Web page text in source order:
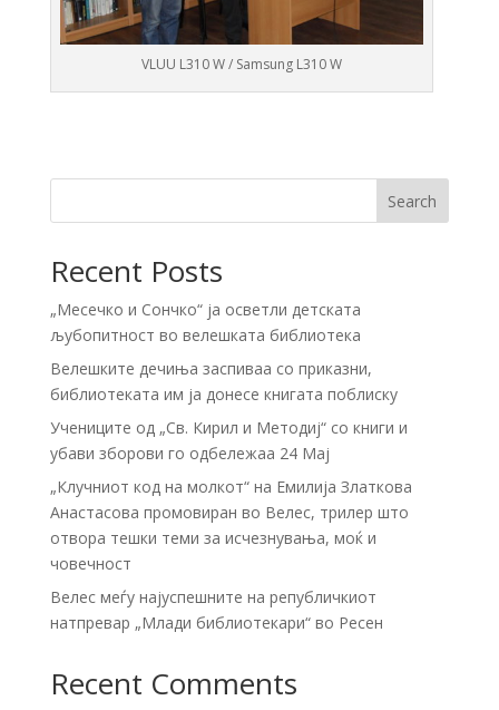
VLUU L310 W / Samsung L310 W
Search
Recent Posts
„Месечко и Сончко“ ја осветли детската
љубопитност во велешката библиотека
Велешките дечиња заспиваа со приказни,
библиотеката им ја донесе книгата поблиску
Учениците од „Св. Кирил и Методиј“ со книги и
убави зборови го одбележаа 24 Мај
„Клучниот код на молкот“ на Емилија Златкова
Анастасова промовиран во Велес, трилер што
отвора тешки теми за исчезнувања, моќ и
човечност
Велес меѓу најуспешните на републичкиот
натпревар „Млади библиотекари“ во Ресен
Recent Comments